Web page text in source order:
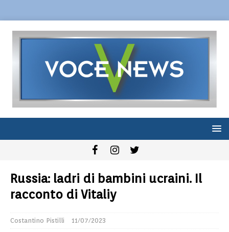
Russia: ladri di bambini ucraini. Il
racconto di Vitaliy
Costantino Pistilli 11/07/2023